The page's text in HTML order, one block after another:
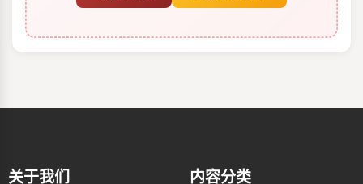
关于我们 内容分类